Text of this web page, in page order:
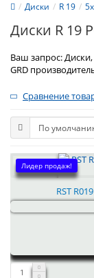
Диски R 19
Диски R 19
Ваш запрос: Диски,
GRD
Сравнение
Лидер продаж!
RST